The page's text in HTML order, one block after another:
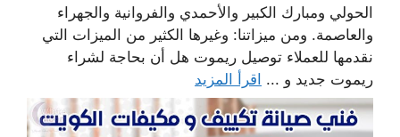
الحولي ومبارك الكبير والأحمدي والفروانية والجهراء
والعاصمة. ومن ميزاتنا: وغيرها الكثير من الميزات التي
نقدمها للعملاء توصيل ريموت هل أن بحاجة لشراء
ريموت جديد و ... اقرأ المزيد